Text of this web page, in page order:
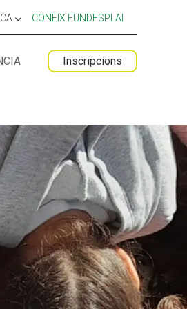
CA CONEIX FUNDESPLAI
Inscripcions
SECTOR